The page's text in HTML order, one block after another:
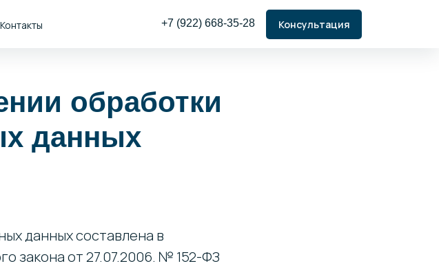
Контакты +7 (922) 668-35-28 Консультация
обработки
данных
данных составлена в
закона от 27.07.2006. № 152-ФЗ